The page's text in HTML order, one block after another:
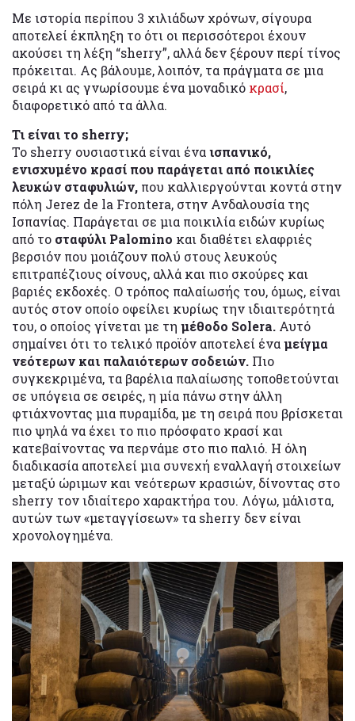
Με ιστορία περίπου 3 χιλιάδων χρόνων, σίγουρα
αποτελεί έκπληξη το ότι οι περισσότεροι έχουν
ακούσει τη λέξη “sherry”, αλλά δεν ξέρουν περί τίνος
πρόκειται. Ας βάλουμε, λοιπόν, τα πράγματα σε μια
σειρά κι ας γνωρίσουμε ένα μοναδικό κρασί,
διαφορετικό από τα άλλα.
Τι είναι το sherry;
Το sherry ουσιαστικά είναι έναισπανικό,
ενισχυμένο κρασί που παράγεται από ποικιλίες
λευκών σταφυλιών, που καλλιεργούνται κοντά στην
πόλη Jerez de la Frontera, στην Ανδαλουσία της
Ισπανίας. Παράγεται σε μια ποικιλία ειδών κυρίως
από το σταφύλι Palomino και διαθέτει ελαφριές
βερσιόν που μοιάζουν πολύ στους λευκούς
επιτραπέζιους οίνους, αλλά και πιο σκούρες και
βαριές εκδοχές. Ο τρόπος παλαίωσής του, όμως, είναι
αυτός στον οποίο οφείλει κυρίως την ιδιαιτερότητά
του, ο οποίος γίνεται με τη μέθοδο Solera. Αυτό
σημαίνει ότι το τελικό προϊόν αποτελεί έναμείγμα
νεότερων και παλαιότερων σοδειών. Πιο
συγκεκριμένα, τα βαρέλια παλαίωσης τοποθετούνται
σε υπόγεια σε σειρές, η μία πάνω στην άλλη
φτιάχνοντας μια πυραμίδα, με τη σειρά που βρίσκεται
πιο ψηλά να έχει το πιο πρόσφατο κρασί και
κατεβαίνοντας να περνάμε στο πιο παλιό. Η όλη
διαδικασία αποτελεί μια συνεχή εναλλαγή στοιχείων
μεταξύ ώριμων και νεότερων κρασιών, δίνοντας στο
sherry τον ιδιαίτερο χαρακτήρα του. Λόγω, μάλιστα,
αυτών των «μεταγγίσεων» τα sherry δεν είναι
χρονολογημένα.